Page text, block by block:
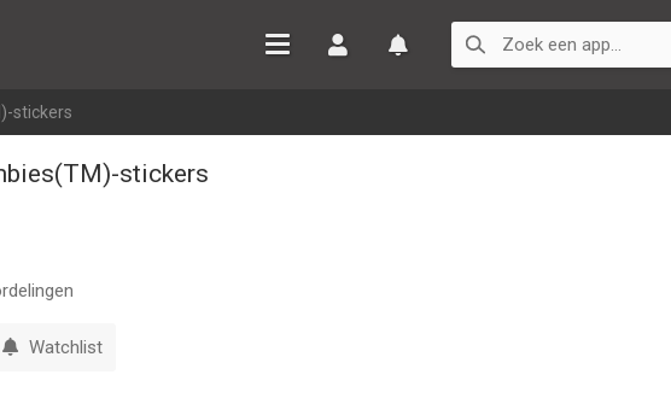
stickers
stickers
Watchlist